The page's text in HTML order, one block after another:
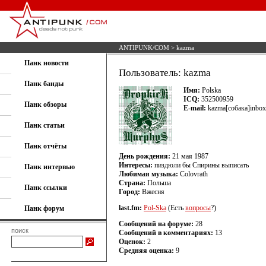
ANTIPUNK/COM > kazma
Панк новости
Панк банды
Панк обзоры
Панк статьи
Панк отчёты
Панк интервью
Панк ссылки
Панк форум
поиск
Пользователь: kazma
Имя: Polska
ICQ: 352500959
E-mail:
День рождения: 21 мая 1987
Интересы: пиздюли бы Спирины выписать
Любимая музыка: Colovrath
Страна: Польша
Город: Вжесня
last.fm: Pol-Ska (Есть вопросы?)
Сообщений на форуме: 28
Сообщений в комментариях: 13
Оценок: 2
Средняя оценка: 9